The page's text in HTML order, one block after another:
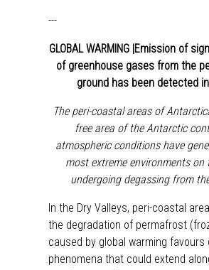
---
GLOBAL WARMING |Emission of
of greenhouse gases from the
ground has been detected
The peri-coastal areas of
free area of the Antarctic
atmospheric conditions have
most extreme environments on
undergoing degassing from
In the Dry Valleys, peri-coastal
the degradation of permafrost
caused by global warming favours
phenomena that could extend